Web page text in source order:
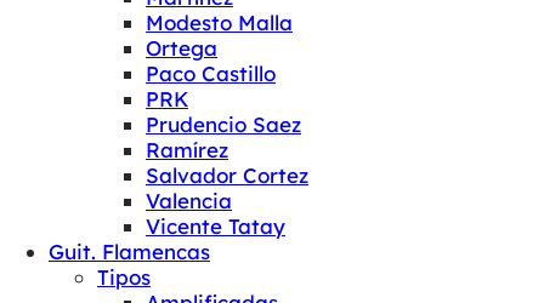
Modesto Malla
Ortega
Paco Castillo
PRK
Prudencio Saez
Ramírez
Salvador Cortez
Valencia
Vicente Tatay
Guit. Flamencas
Tipos